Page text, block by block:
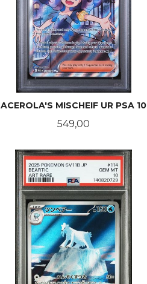
ACEROLA'S MISCHEIF UR PSA 10
Pris
549,00
KJØP